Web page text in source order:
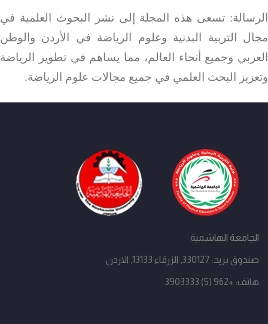
الرسالة: تسعى هذه المجلة إلى نشر البحوث العلمية في
مجال التربية البدنية وعلوم الرياضة في الأردن والوطن
العربي وجميع أنحاء العالم، مما يساهم في تطوير الرياضة
وتعزيز البحث العلمي في جميع مجالات علوم الرياضة.
الجامعة الهاشمية
صندوق بريد: 330127, الزرقاء 13133, الاردن
هاتف: +962 (5) 3903333